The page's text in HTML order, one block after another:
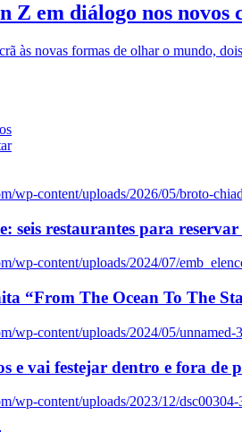
Z em diálogo nos novos
às novas formas de olhar o mundo,
wp-content/uploads/2026/05/broto-
seis restaurantes para reservar
wp-content/uploads/2024/07/
“From The Ocean To The
wp-content/uploads/2024/05/unnamed-
e vai festejar dentro e fora de
wp-content/uploads/2023/12/